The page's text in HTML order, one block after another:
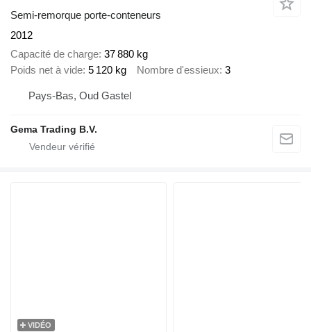
Semi-remorque porte-conteneurs
2012
Capacité de charge 37 880 kg
Poids net à vide 5 120 kg Nombre d'essieux 3
Pays-Bas, Oud Gastel
Gema Trading B.V.
VIDÉO